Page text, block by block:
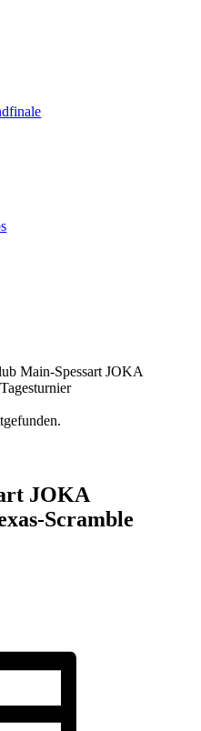
Main-Spessart JOKA
JOKA
Scramble